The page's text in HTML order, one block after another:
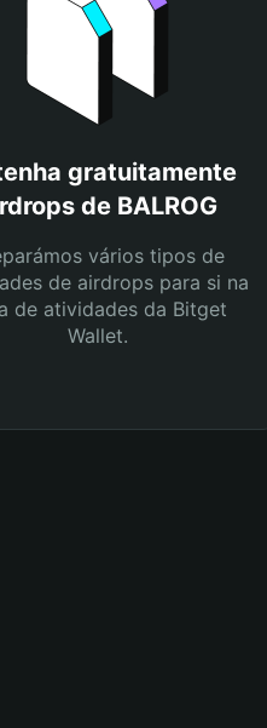
gratuitamente
de BALROG
vários tipos de
de airdrops para si na
de atividades da Bitget
Wallet.